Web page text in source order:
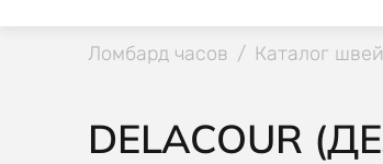
Ломбард часов / Каталог
DELACOUR